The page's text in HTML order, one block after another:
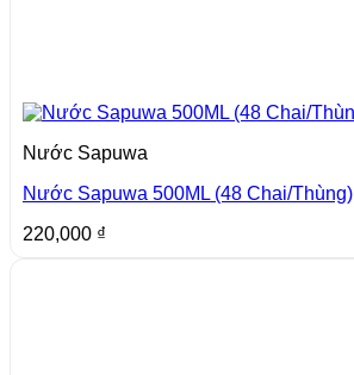
Nước Sapuwa
Nước Sapuwa 500ML (48 Chai/Thùng)
220,000 ₫